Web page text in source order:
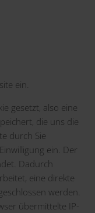
ein.
gesetzt, also eine
die uns die
durch Sie
ein. Der
Dadurch
eine direkte
werden.
übermittelte IP-